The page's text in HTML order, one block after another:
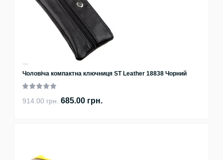
Чоловіча компактна ключниця ST Leather 18838 Чорний
914.00 грн. 685.00 грн.